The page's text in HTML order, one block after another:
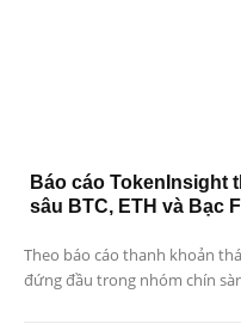
Báo cáo TokenInsight
sâu BTC, ETH và Bạc
Theo báo cáo thanh khoản
đứng đầu trong nhóm chín